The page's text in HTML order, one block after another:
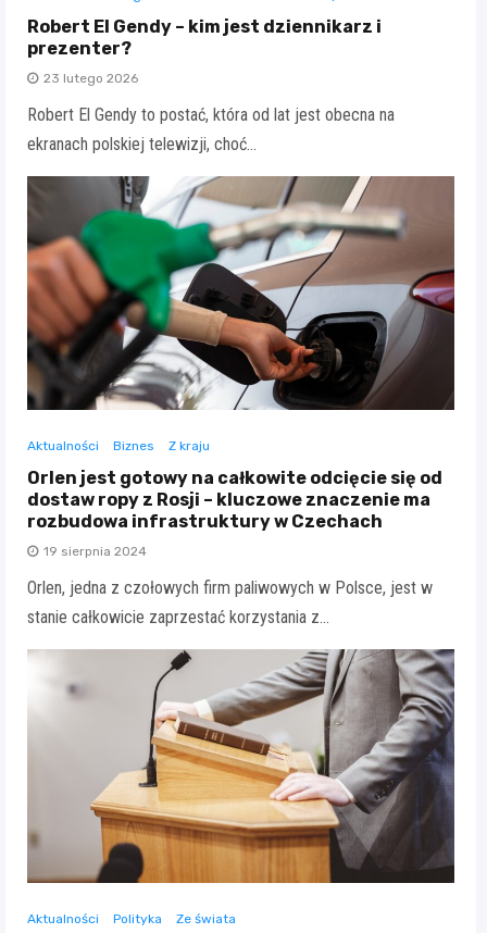
Robert El Gendy – kim jest dziennikarz i
prezenter?
23 lutego 2026
Robert El Gendy to postać, która od lat jest obecna na
ekranach polskiej telewizji, choć…
Aktualności Biznes Z kraju
Orlen jest gotowy na całkowite odcięcie się od
dostaw ropy z Rosji – kluczowe znaczenie ma
rozbudowa infrastruktury w Czechach
19 sierpnia 2024
Orlen, jedna z czołowych firm paliwowych w Polsce, jest w
stanie całkowicie zaprzestać korzystania z…
Aktualności Polityka Ze świata